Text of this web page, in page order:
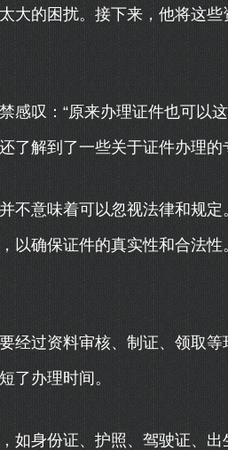
大的困扰。接下来，他将这
感叹：“原来办理证件也可以
了解到了一些关于证件办理的
不意味着可以忽视法律和规
以确保证件的真实性和合法
经过资料审核、制证、领取等
了办理时间。
如身份证、护照、驾驶证、